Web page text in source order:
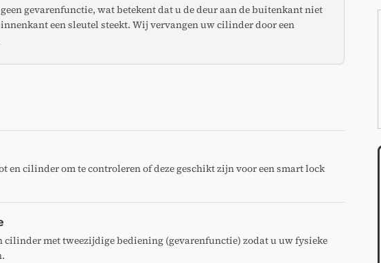
gevarenfunctie, wat betekent dat u de deur aan de buitenkant niet
een sleutel steekt. Wij vervangen uw cilinder door een
en cilinder om te controleren of deze geschikt zijn voor een smart lock
cilinder met tweezijdige bediening (gevarenfunctie) zodat u uw fysieke